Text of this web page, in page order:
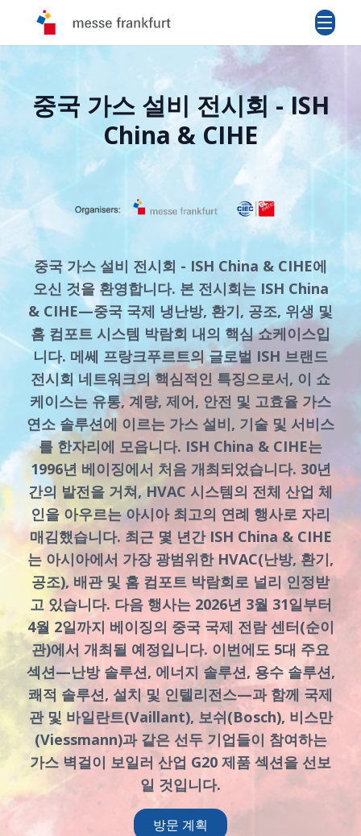
중국 가스 설비 전시회 - ISH
China & CIHE
중국 가스 설비 전시회 - ISH China & CIHE에
오신 것을 환영합니다. 본 전시회는 ISH China
& CIHE—중국 국제 냉난방, 환기, 공조, 위생 및
홈 컴포트 시스템 박람회 내의 핵심 쇼케이스입
니다. 메쎄 프랑크푸르트의 글로벌 ISH 브랜드
전시회 네트워크의 핵심적인 특징으로서, 이 쇼
케이스는 유통, 계량, 제어, 안전 및 고효율 가스
연소 솔루션에 이르는 가스 설비, 기술 및 서비스
를 한자리에 모읍니다. ISH China & CIHE는
1996년 베이징에서 처음 개최되었습니다. 30년
간의 발전을 거쳐, HVAC 시스템의 전체 산업 체
인을 아우르는 아시아 최고의 연례 행사로 자리
매김했습니다. 최근 몇 년간 ISH China & CIHE
는 아시아에서 가장 광범위한 HVAC(난방, 환기,
공조), 배관 및 홈 컴포트 박람회로 널리 인정받
고 있습니다. 다음 행사는 2026년 3월 31일부터
4월 2일까지 베이징의 중국 국제 전람 센터(순이
관)에서 개최될 예정입니다. 이번에도 5대 주요
섹션—난방 솔루션, 에너지 솔루션, 용수 솔루션,
쾌적 솔루션, 설치 및 인텔리전스—과 함께 국제
관 및 바일란트(Vaillant), 보쉬(Bosch), 비스만
(Viessmann)과 같은 선두 기업들이 참여하는
가스 벽걸이 보일러 산업 G20 제품 섹션을 선보
일 것입니다.
방문 계획